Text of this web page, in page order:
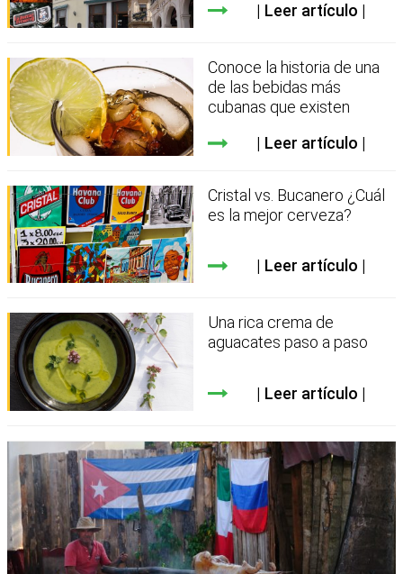
Leer artículo
Conoce la historia de una
de las bebidas más
cubanas que existen
Leer artículo
Cristal vs. Bucanero ¿Cuál
es la mejor cerveza?
Leer artículo
Una rica crema de
aguacates paso a paso
Leer artículo